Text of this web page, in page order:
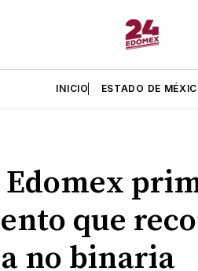
INICIO ESTADO DE
que
no binaria